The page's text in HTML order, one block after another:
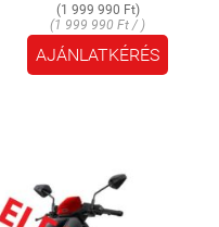
(1 999 990 Ft)
(1 999 990 Ft / )
AJÁNLATKÉRÉS